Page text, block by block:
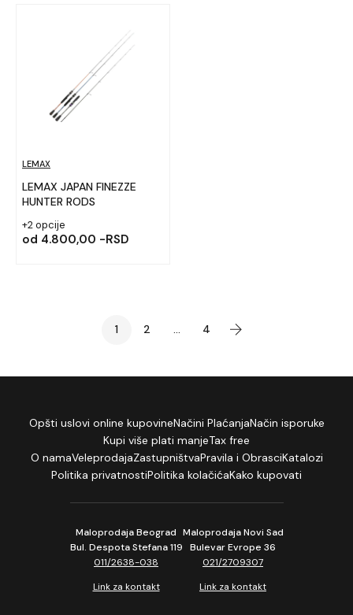
LEMAX
LEMAX JAPAN FINEZZE
HUNTER RODS
+2 opcije
od 4.800,00 -RSD
1 2 ... 4
Opšti uslovi online kupovineNačini PlaćanjaNačin isporuke
Kupi više plati manjeTax free
O namaVeleprodajaZastupništvaPravila i ObrasciKatalozi
Politika privatnostiPolitika kolačićaKako kupovati
Maloprodaja Beograd
Bul. Despota Stefana 119
011/2638-038
Link za kontakt
Maloprodaja Novi Sad
Bulevar Evrope 36
021/2709307
Link za kontakt